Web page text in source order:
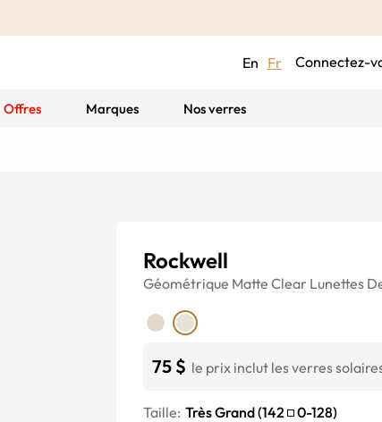
En Fr Connectez-
Offres Marques Nos verres
Rockwell
Géométrique Matte Clear Lunettes
75 $ le prix inclut les verres
Taille: Très Grand(142 0-128)